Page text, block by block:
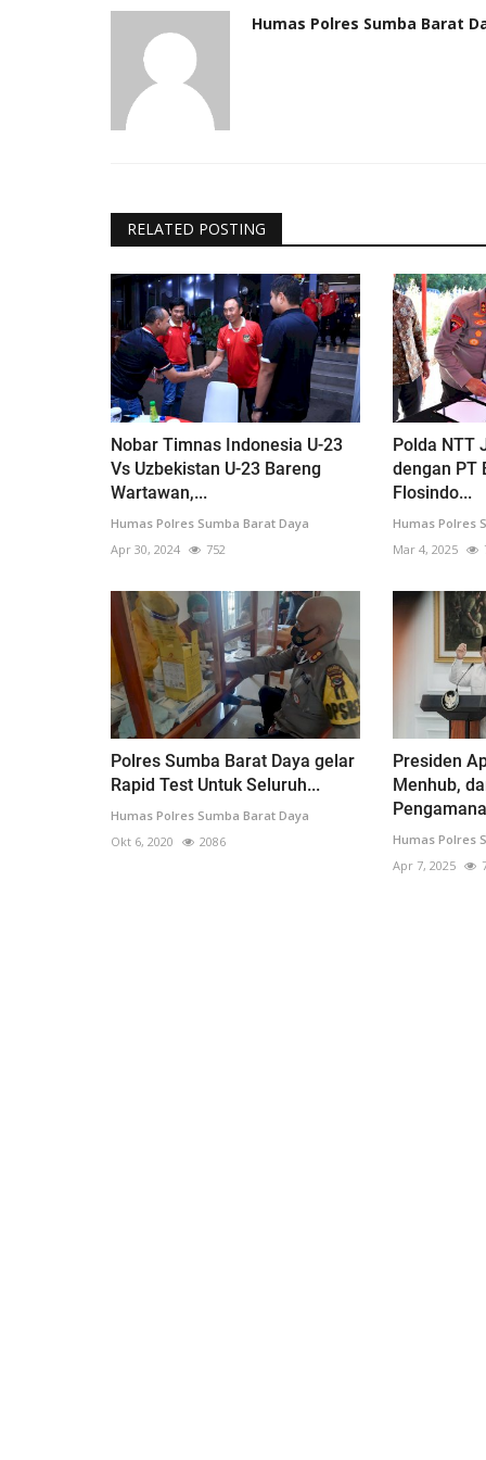
Humas Polres Sumba Barat
RELATED POSTING
Nobar Timnas Indonesia U-23
Vs Uzbekistan U-23 Bareng
Wartawan,...
Humas Polres Sumba Barat Daya
Apr 30, 2024
752
Polda NTT
dengan PT
Flosindo...
Humas Polres
Mar 4, 2025
Polres Sumba Barat Daya gelar
Rapid Test Untuk Seluruh...
Humas Polres Sumba Barat Daya
Okt 6, 2020
2086
Presiden
Menhub,
Humas Polres
Apr 7, 2025